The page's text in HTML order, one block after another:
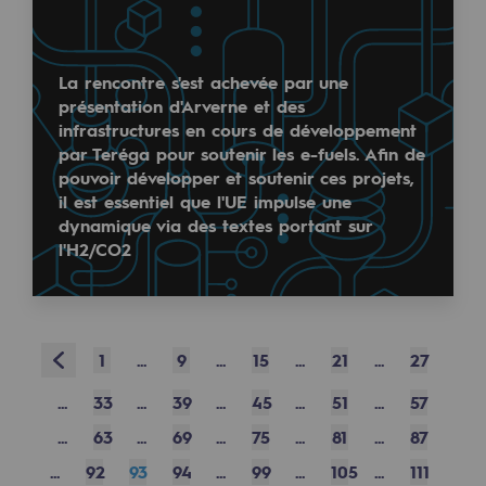
Sécurité et cybersécurité
Santé et sécurité au travail
Sécurité industrielle
Gouvernance responsable
Gouvernance responsable
CADRE, le programme gouvernance
Éthique et conformité
Achats responsables
Fonds de dotation
La rencontre s'est achevée par une
présentation d'Arverne et des
infrastructures en cours de développement
par Teréga pour soutenir les e-fuels. Afin de
pouvoir développer et soutenir ces projets,
il est essentiel que l'UE impulse une
dynamique via des textes portant sur
l'H2/CO2
Prev 1 ... 9 ... 15 ... 21 ...
27
...
33 ... 39 ... 45 ... 51 ...
57
...
63 ... 69 ... 75 ... 81 ...
87
...
92 93 94 ... 99 ... 105 ...
111